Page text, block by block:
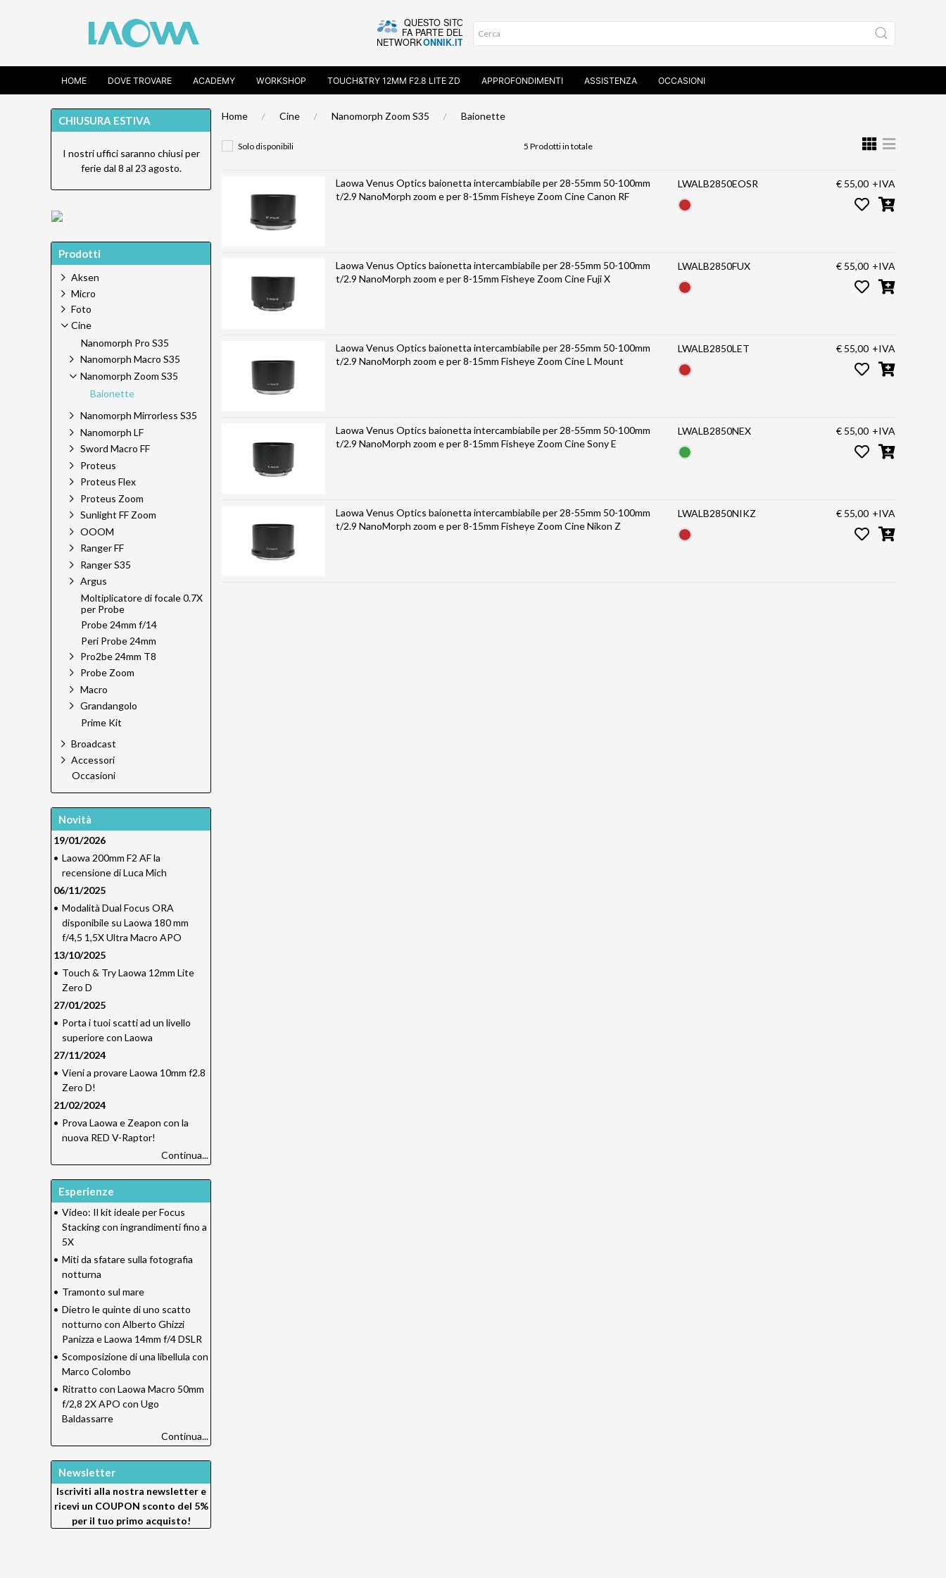
HOME DOVE TROVARE ACADEMY WORKSHOP TOUCH&TRY 12MM F2.8 LITE ZD APPROFONDIMENTI ASSISTENZA OCCASIONI
Home Cine Nanomorph Zoom S35 Baionette
Solo disponibili 5 Prodotti in totale
Laowa Venus Optics baionetta intercambiabile per 28-55mm 50-100mm
t/2.9 NanoMorph zoom e per 8-15mm Fisheye Zoom Cine Canon RF
LWALB2850EOSR € 55,00 +IVA
Laowa Venus Optics baionetta intercambiabile per 28-55mm 50-100mm
t/2.9 NanoMorph zoom e per 8-15mm Fisheye Zoom Cine Fuji X
LWALB2850FUX € 55,00 +IVA
Laowa Venus Optics baionetta intercambiabile per 28-55mm 50-100mm
t/2.9 NanoMorph zoom e per 8-15mm Fisheye Zoom Cine L Mount
LWALB2850LET € 55,00 +IVA
Laowa Venus Optics baionetta intercambiabile per 28-55mm 50-100mm
t/2.9 NanoMorph zoom e per 8-15mm Fisheye Zoom Cine Sony E
LWALB2850NEX € 55,00 +IVA
Laowa Venus Optics baionetta intercambiabile per 28-55mm 50-100mm
t/2.9 NanoMorph zoom e per 8-15mm Fisheye Zoom Cine Nikon Z
LWALB2850NIKZ € 55,00 +IVA
CHIUSURA ESTIVA
I nostri uffici saranno chiusi per
ferie dal 8 al 23 agosto.
Prodotti
Aksen
Micro
Foto
Cine
Nanomorph Pro S35
Nanomorph Macro S35
Nanomorph Zoom S35
Baionette
Nanomorph Mirrorless S35
Nanomorph LF
Sword Macro FF
Proteus
Proteus Flex
Proteus Zoom
Sunlight FF Zoom
OOOM
Ranger FF
Ranger S35
Argus
Moltiplicatore di focale 0.7X
per Probe
Probe 24mm f/14
Peri Probe 24mm
Pro2be 24mm T8
Probe Zoom
Macro
Grandangolo
Prime Kit
Broadcast
Accessori
Occasioni
Novità
19/01/2026
• Laowa 200mm F2 AF la
recensione di Luca Mich
06/11/2025
• Modalità Dual Focus ORA
disponibile su Laowa 180 mm
f/4,5 1,5X Ultra Macro APO
13/10/2025
• Touch & Try Laowa 12mm Lite
Zero D
27/01/2025
• Porta i tuoi scatti ad un livello
superiore con Laowa
27/11/2024
• Vieni a provare Laowa 10mm f2.8
Zero D!
21/02/2024
• Prova Laowa e Zeapon con la
nuova RED V-Raptor!
Continua...
Esperienze
• Video: Il kit ideale per Focus
Stacking con ingrandimenti fino a
5X
• Miti da sfatare sulla fotografia
notturna
• Tramonto sul mare
• Dietro le quinte di uno scatto
notturno con Alberto Ghizzi
Panizza e Laowa 14mm f/4 DSLR
• Scomposizione di una libellula con
Marco Colombo
• Ritratto con Laowa Macro 50mm
f/2,8 2X APO con Ugo
Baldassarre
Continua...
Newsletter
Iscriviti alla nostra newsletter e
ricevi un COUPON sconto del 5%
per il tuo primo acquisto!